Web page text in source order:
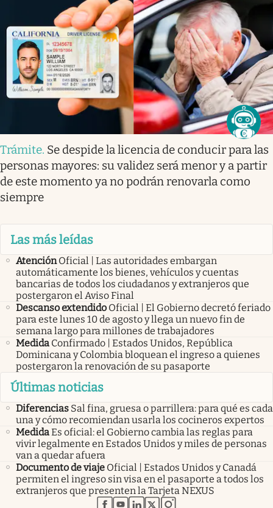
Trámite. Se despide la licencia de conducir para las
personas mayores: su validez será menor y a partir
de este momento ya no podrán renovarla como
siempre
Las más leídas
Atención Oficial | Las autoridades embargan
automáticamente los bienes, vehículos y cuentas
bancarias de todos los ciudadanos y extranjeros que
postergaron el Aviso Final
Descanso extendido Oficial | El Gobierno decretó feriado
para este lunes 10 de agosto y llega un nuevo fin de
semana largo para millones de trabajadores
Medida Confirmado | Estados Unidos, República
Dominicana y Colombia bloquean el ingreso a quienes
postergaron la renovación de su pasaporte
Últimas noticias
Diferencias Sal fina, gruesa o parrillera: para qué es cada
una y cómo recomiendan usarla los cocineros expertos
MedidaEs oficial: el Gobierno cambia las reglas para
vivir legalmente en Estados Unidos y miles de personas
van a quedar afuera
Documento de viaje Oficial | Estados Unidos y Canadá
permiten el ingreso sin visa en el pasaporte a todos los
extranjeros que presenten la Tarjeta NEXUS
abre en nueva pestaña
abre en nueva pestaña
abre en nueva pestaña
abre en nueva pestaña
abre en nueva pestaña